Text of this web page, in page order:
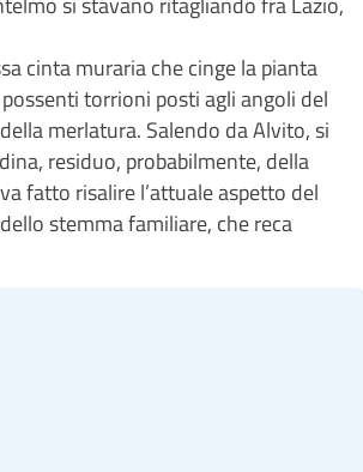
cinta muraria che cinge la pianta
torrioni posti agli angoli del
merlatura. Salendo da Alvito, si
residuo, probabilmente, della
fatto risalire l’attuale aspetto del
stemma familiare, che reca